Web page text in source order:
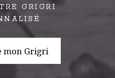
GRIGRI
mon Grigri